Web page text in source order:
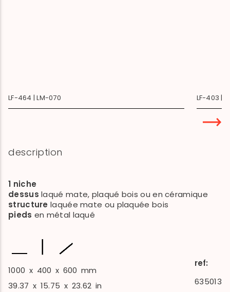
LF-464 | LM-070 LF-403 |
description
1 niche
dessus laqué mate, plaqué bois ou en céramique
structure laquée mate ou plaquée bois
pieds en métal laqué
1000 x 400 x 600 mm
39.37 x 15.75 x 23.62 in
ref:
635013